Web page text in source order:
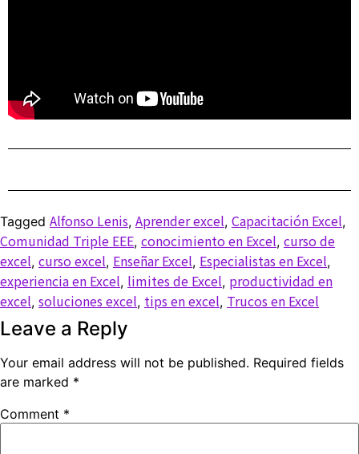
Tagged Alfonso Lenis, Aprender excel, Capacitación Excel,
Comunidad Triple EEE, conocimiento en Excel, curso de
excel, curso excel, Enseñar Excel, Especialistas en Excel,
experiencia en Excel, limites de Excel, productividad en
excel, soluciones excel, tips en excel, Trucos en Excel
Leave a Reply
Your email address will not be published. Required fields
are marked *
Comment *